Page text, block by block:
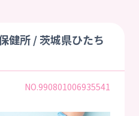
健所 / 茨城県ひたち
NO.990801006935541